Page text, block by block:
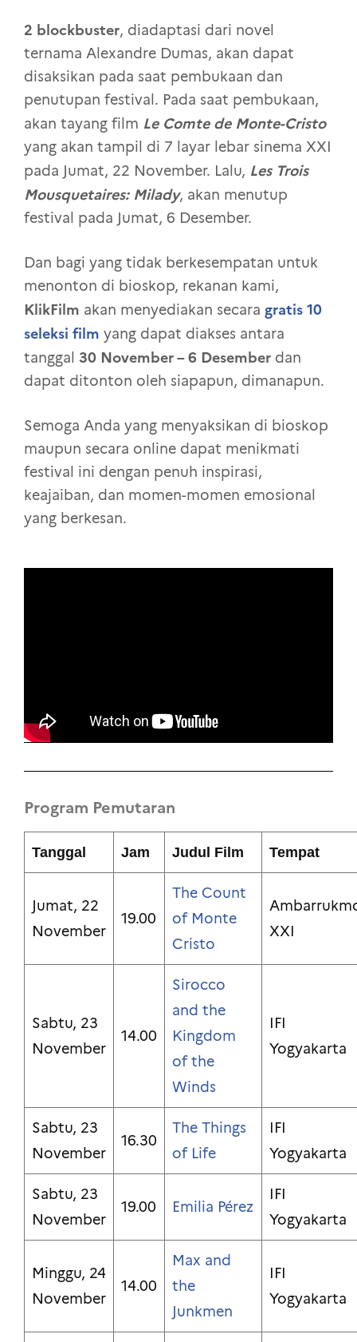
2 blockbuster, diadaptasi dari novel
ternama Alexandre Dumas, akan dapat
disaksikan pada saat pembukaan dan
penutupan festival. Pada saat pembukaan,
akan tayang film Le Comte de Monte-Cristo
yang akan tampil di 7 layar lebar sinema XXI
pada Jumat, 22 November. Lalu, Les Trois
Mousquetaires: Milady, akan menutup
festival pada Jumat, 6 Desember.
Dan bagi yang tidak berkesempatan untuk
menonton di bioskop, rekanan kami,
KlikFilm akan menyediakan secara gratis10
seleksi film yang dapat diakses antara
tanggal 30 November – 6 Desember dan
dapat ditonton oleh siapapun, dimanapun.
Semoga Anda yang menyaksikan di bioskop
maupun secara online dapat menikmati
festival ini dengan penuh inspirasi,
keajaiban, dan momen-momen emosional
yang berkesan.
Program Pemutaran
Tanggal Jam Judul Film Tempat
Jumat, 22
November
19.00
The Count
of Monte
Cristo
XXI
Sabtu, 23
November
14.00
Sirocco
and the
Kingdom
of the
Winds
IFI
Yogyakarta
Sabtu, 23
November
16.30
The Things
of Life
IFI
Yogyakarta
Sabtu, 23
November
19.00 Emilia Pérez
IFI
Yogyakarta
Minggu, 24
November
14.00
Max and
the
Junkmen
IFI
Yogyakarta